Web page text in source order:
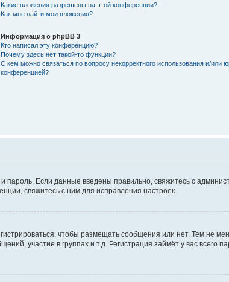
Какие вложения разрешены на этой конференции?
Как мне найти мои вложения?
Информация о phpBB 3
Кто написал эту конференцию?
Почему здесь нет такой-то функции?
С кем можно связаться по вопросу некорректного использования и/или
конференцией?
пароль. Если данные введены правильно, свяжитесь с
свяжитесь с ним для исправления настроек.
чтобы размещать сообщения или нет. Тем не
участие в группах и т.д. Регистрация займёт у вас всего